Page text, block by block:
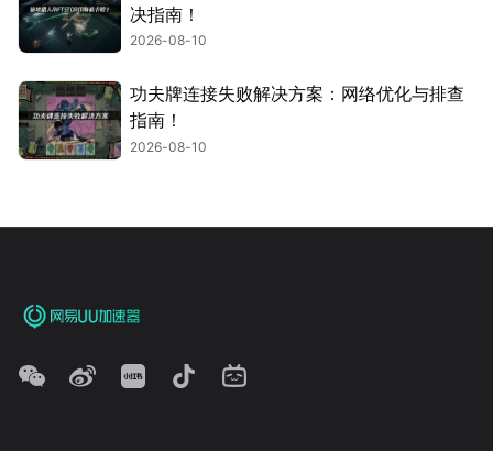
决指南！
2026-08-10
功夫牌连接失败解决方案：网络优化与排查
指南！
2026-08-10